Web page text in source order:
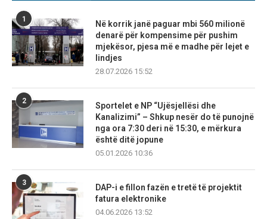
1
Në korrik janë paguar mbi 560 milionë
denarë për kompensime për pushim
mjekësor, pjesa më e madhe për lejet e
lindjes
28.07.2026 15:52
2
Sportelet e NP “Ujësjellësi dhe
Kanalizimi” – Shkup nesër do të punojnë
nga ora 7:30 deri në 15:30, e mërkura
është ditë jopune
05.01.2026 10:36
3
DAP-i e fillon fazën e tretë të projektit
fatura elektronike
04.06.2026 13:52